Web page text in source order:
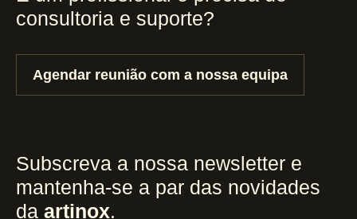
consultoria e suporte?
Agendar reunião com a nossa equipa
Subscreva a nossa newsletter e
mantenha-se a par das novidades
da artinox.